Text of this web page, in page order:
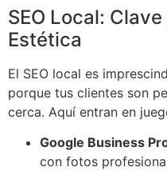
SEO Local:
Estética
El SEO local es
porque tus clientes son
cerca. Aquí entran en
Google Business
con fotos